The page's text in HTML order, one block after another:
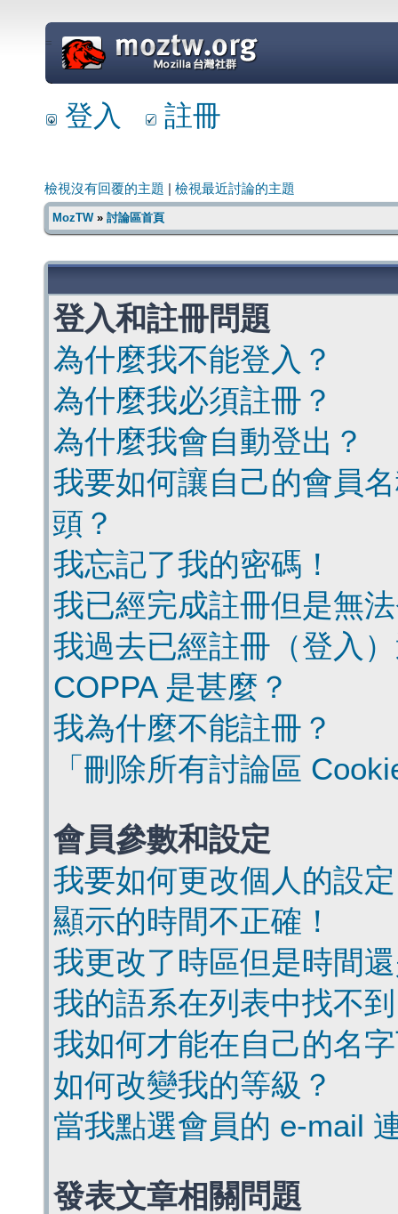
=
登入 註冊
檢視沒有回覆的主題 檢視最近討論的主題
MozTW» 討論區首頁
登入和註冊問題
為什麼我不能登入？
為什麼我必須註冊？
為什麼我會自動登出？
我要如何讓自己的會員
頭？
我忘記了我的密碼！
我已經完成註冊但是無
我過去已經註冊（登入
COPPA 是甚麼？
我為什麼不能註冊？
「刪除所有討論區
會員參數和設定
我要如何更改個人的設
顯示的時間不正確！
我更改了時區但是時間
我的語系在列表中找不
我如何才能在自己的名
如何改變我的等級？
當我點選會員的 e-mail
發表文章相關問題